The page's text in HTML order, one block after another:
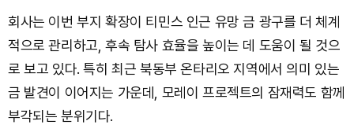
회사는 이번 부지 확장이 티민스 인근 유망 금 광구를 더 체계
적으로 관리하고, 후속 탐사 효율을 높이는 데 도움이 될 것으
로 보고 있다. 특히 최근 북동부 온타리오 지역에서 의미 있는
금 발견이 이어지는 가운데, 모레이 프로젝트의 잠재력도 함께
부각되는 분위기다.